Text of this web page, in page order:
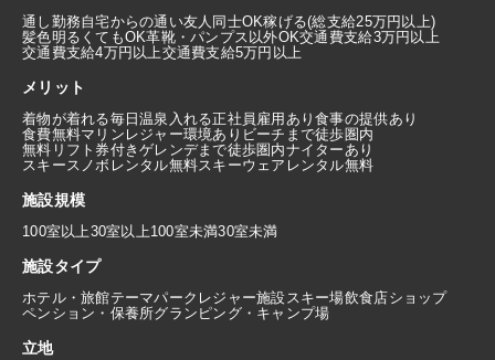
通し勤務自宅からの通い友人同士OK稼げる(総支給25万円以上)
髪色明るくてもOK革靴・パンプス以外OK交通費支給3万円以上
交通費支給4万円以上交通費支給5万円以上
メリット
着物が着れる毎日温泉入れる正社員雇用あり食事の提供あり
食費無料マリンレジャー環境あり ビーチまで徒歩圏内
無料リフト券付きゲレンデまで徒歩圏内ナイターあり
スキースノボレンタル無料スキーウェアレンタル無料
施設規模
100室以上30室以上100室未満30室未満
施設タイプ
ホテル・旅館テーマパーク レジャー施設 スキー場飲食店ショップ
ペンション・保養所グランピング・キャンプ場
立地